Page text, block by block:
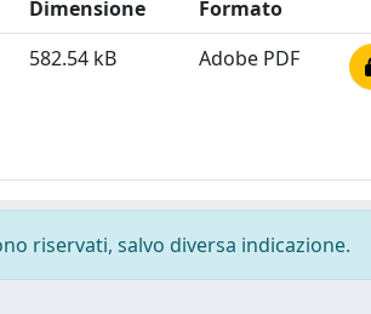
Dimensione
Formato
582.54 kB Adobe PDF
riservati, salvo diversa indicazione.